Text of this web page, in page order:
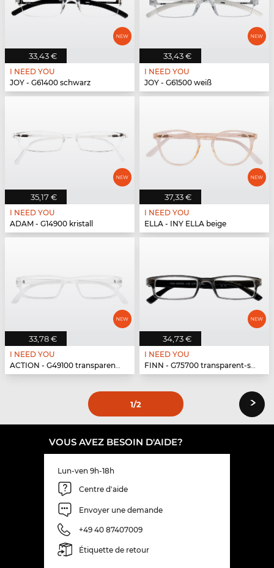
33,43 €
I NEED YOU
JOY - G61400 schwarz
33,43 €
I NEED YOU
JOY - G61500 weiß
35,17 €
I NEED YOU
ADAM - G14900 kristall
37,33 €
I NEED YOU
ELLA - INY ELLA beige
33,78 €
I NEED YOU
ACTION - G49100 transparent matt
34,73 €
I NEED YOU
FINN - G75700 transparent-schwarz
1/2 ›
VOUS AVEZ BESOIN D'AIDE?
Lun-ven 9h-18h
Centre d'aide
Envoyer une demande
+49 40 87407009
Étiquette de retour